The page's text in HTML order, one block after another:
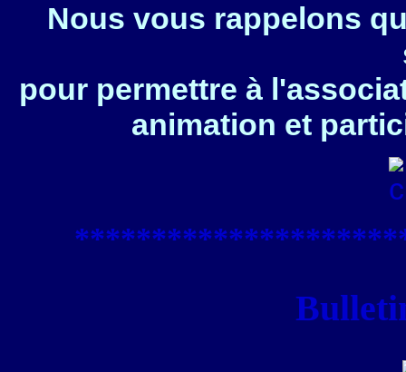
Nous vous rappelons
pour permettre à
animation et
****************